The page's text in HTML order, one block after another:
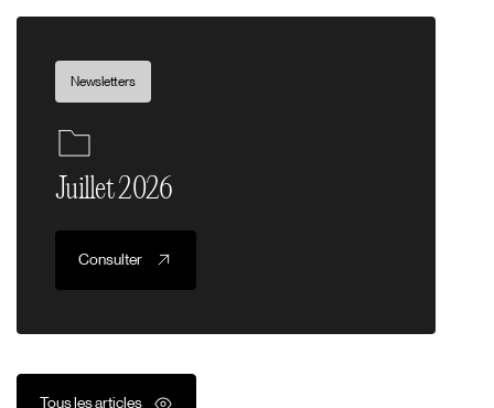
Tous les articles
Newsletters
Juillet 2026
Consulter